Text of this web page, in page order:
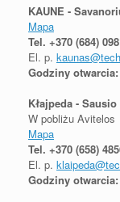
KAUNE -
Mapa
Tel. +370 (684)
El. p.
Godziny otwarcia:
Kłajpeda -
W pobliżu Avitelos
Mapa
Tel. +370 (658)
El. p.
Godziny otwarcia: